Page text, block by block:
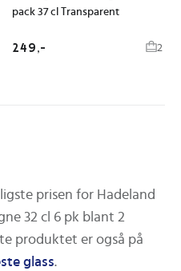
pack 37 cl Transparent
249,- 2
prisen for Hadeland
32 cl 6 pk blant 2
produktet er også på
glass.